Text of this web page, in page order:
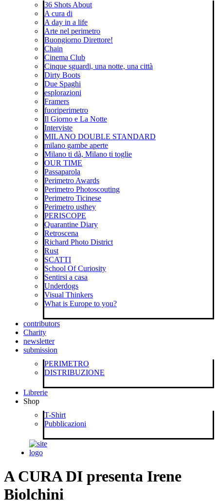
36 Shots About
A cura di
A day in a life
Arte nel perimetro
Buongiorno Direttore!
Chain
Cinema Club
Cinque sguardi, una notte, una città
Dirty Boots
Due Spaghi
esplorazioni
Framers
fuoriperimetro
Il Giorno e La Notte
Interviste
MILANO DOUBLE STANDARD
milano gambe aperte
Milano ti dà, Milano ti toglie
OUR TIME
Passaparola
Perimetro Awards
Perimetro Photoscouting
Perimetro Ticinese
Perimetro usthey
PERISCOPE
Quarantine Diary
Retroscena
Richard Photo District
Rust
SCATTI
School Of Curiosity
Sentirsi a casa
Underdogs
Visual Thinkers
What is Europe to you?
contributors
Charity
newsletter
submission
PERIMETRO
DISTRIBUZIONE
Librerie
Shop
T-Shirt
Pubblicazioni
A CURA DI presenta Irene
Biolchini